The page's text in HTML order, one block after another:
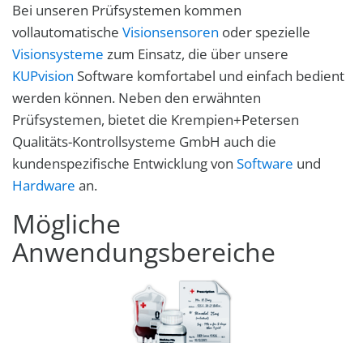
Bei unseren Prüfsystemen kommen
vollautomatische Visionsensoren oder spezielle
Visionsysteme zum Einsatz, die über unsere
KUPvision Software komfortabel und einfach bedient
werden können. Neben den erwähnten
Prüfsystemen, bietet die Krempien+Petersen
Qualitäts-Kontrollsysteme GmbH auch die
kundenspezifische Entwicklung von Software und
Hardware an.
Mögliche
Anwendungsbereiche